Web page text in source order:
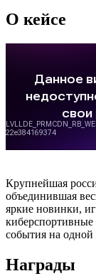
О кейсе
Крупнейшая
объединившая
яркие новинки,
события на
Награды